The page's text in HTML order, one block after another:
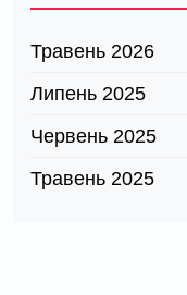
Травень 2026
Липень 2025
Червень 2025
Травень 2025